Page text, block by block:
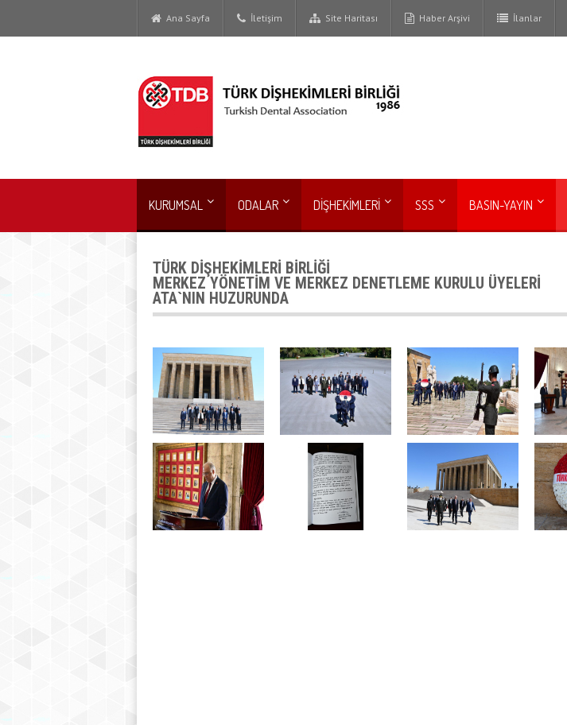
Ana Sayfa İletişim Site Haritası Haber Arşivi İlanlar
KURUMSAL ODALAR DİŞHEKİMLERİ SSS BASIN-YAYIN
TÜRK DİŞHEKİMLERİ BİRLİĞİ
MERKEZ YÖNETİM VE MERKEZ DENETLEME KURULU ÜYELERİ
ATA`NIN HUZURUNDA